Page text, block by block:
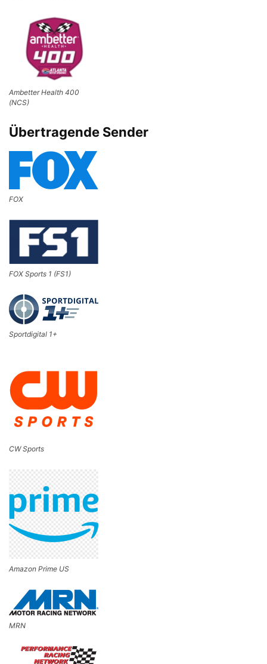
Ambetter Health 400
(NCS)
Übertragende Sender
FOX
FOX Sports 1 (FS1)
Sportdigital 1+
CW Sports
Amazon Prime US
MRN